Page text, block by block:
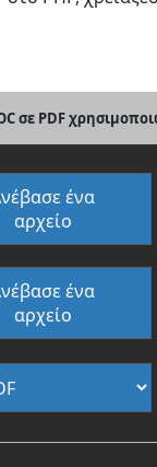
σε PDF
ένα
αρχείο
ένα
αρχείο